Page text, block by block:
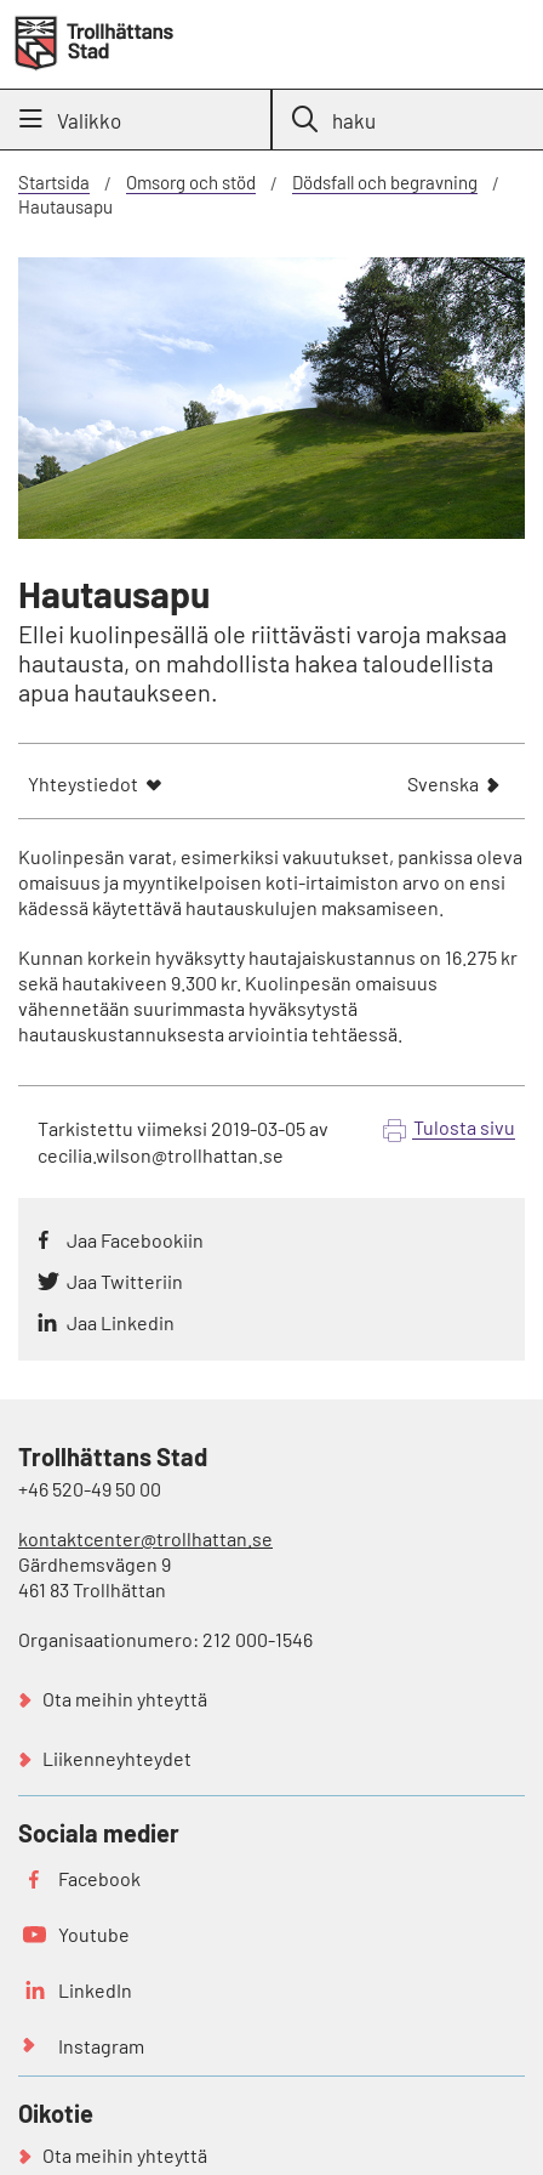
Valikko haku
Startsida Omsorg och stöd
Dödsfall och begravning
Hautausapu
Hautausapu
Ellei kuolinpesällä ole riittävästi varoja maksaa
hautausta, on mahdollista hakea taloudellista
apua hautaukseen.
Yhteystiedot
V
s
a
a
r
i
k
p
å
Svenska
Kuolinpesän varat, esimerkiksi vakuutukset, pankissa oleva
omaisuus ja myyntikelpoisen koti-irtaimiston arvo on ensi
kädessä käytettävä hautauskulujen maksamiseen.
Kunnan korkein hyväksytty hautajaiskustannus on 16.275 kr
sekä hautakiveen 9.300 kr. Kuolinpesän omaisuus
vähennetään suurimmasta hyväksytystä
hautauskustannuksesta arviointia tehtäessä.
Tarkistettu viimeksi 2019-03-05av
cecilia.wilson@trollhattan.se
Tulosta sivu
Jaa Facebookiin
Jaa Twitteriin
Jaa Linkedin
Trollhättans Stad
+46 520-49 50 00
kontaktcenter@trollhattan.se
Gärdhemsvägen 9
461 83 Trollhättan
Organisaationumero: 212 000-1546
Ota meihin yhteyttä
Liikenneyhteydet
Sociala medier
Facebook
Youtube
LinkedIn
Instagram
Oikotie
Ota meihin yhteyttä